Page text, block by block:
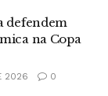
defendem
na Copa
2026 0